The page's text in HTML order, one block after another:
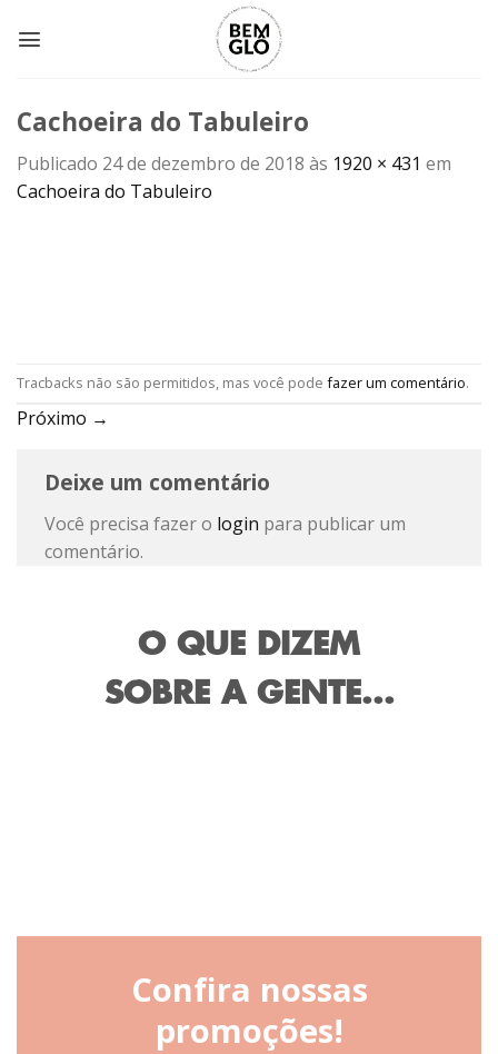
Cachoeira do Tabuleiro
Publicado 24 de dezembro de 2018 às 1920 × 431 em
Cachoeira do Tabuleiro
Tracbacks não são permitidos, mas você pode fazer um comentário.
Próximo →
Deixe um comentário
Você precisa fazer o login para publicar um
comentário.
O QUE DIZEM
SOBRE A GENTE...
Confira nossas
promoções!